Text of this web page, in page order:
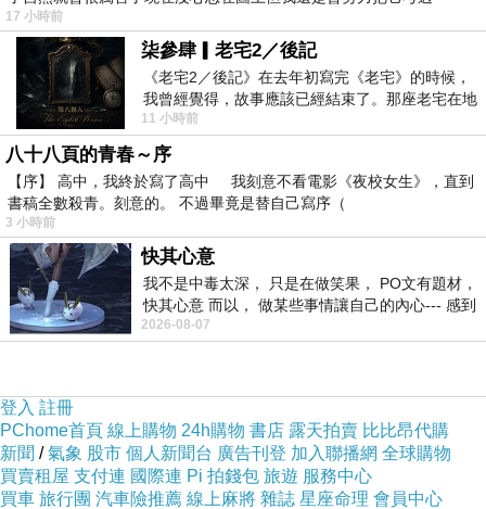
17 小時前
柒參肆▎老宅2／後記
《老宅2／後記》在去年初寫完《老宅》的時候，
我曾經覺得，故事應該已經結束了。那座老宅在地
震中倒塌，七個人終於離開那片黑暗，
11 小時前
八十八頁的青春～序
【序】 高中，我終於寫了高中 我刻意不看電影《夜校女生》，直到
書稿全數殺青。刻意的。 不過畢竟是替自己寫序（
3 小時前
快其心意
我不是中毒太深， 只是在做笑果， PO文有題材，
快其心意 而以， 做某些事情讓自己的內心--- 感到
愉快。
2026-08-07
登入 註冊
PChome首頁 線上購物 24h購物 書店 露天拍賣 比比昂代購
新聞 /氣象 股市 個人新聞台 廣告刊登 加入聯播網 全球購物
買賣租屋 支付連 國際連 Pi 拍錢包 旅遊 服務中心
買車 旅行團 汽車險推薦 線上麻將 雜誌 星座命理 會員中心